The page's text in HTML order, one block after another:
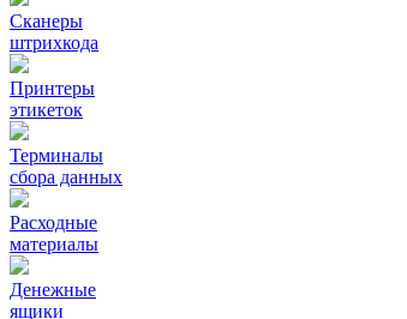
Сканеры
штрихкода
Принтеры
этикеток
Терминалы
сбора данных
Расходные
материалы
Денежные
ящики